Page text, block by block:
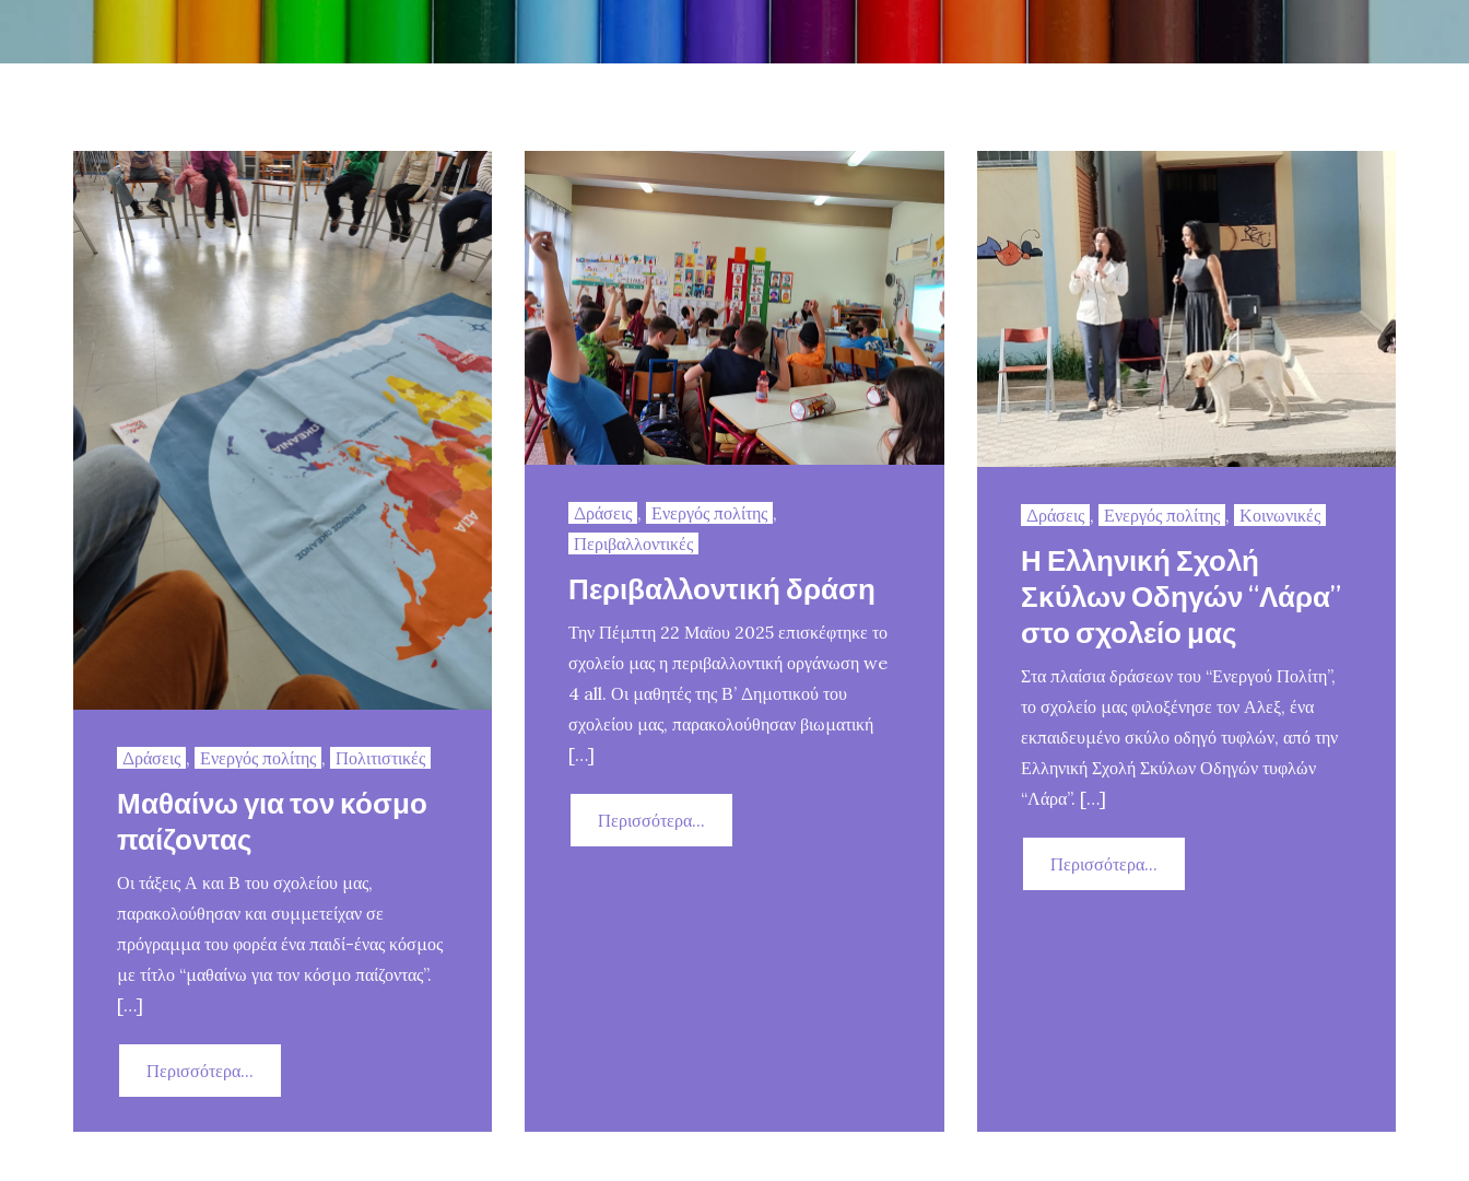
Δράσεις , Ενεργός πολίτης , Πολιτιστικές
Μαθαίνω για τον κόσμο
παίζοντας
Οι τάξεις Α και Β του σχολείου μας,
παρακολούθησαν και συμμετείχαν σε
πρόγραμμα του φορέα ένα παιδί-ένας κόσμος
με τίτλο “μαθαίνω για τον κόσμο παίζοντας”.
[…]
Περισσότερα...
Δράσεις , Ενεργός πολίτης ,
Περιβαλλοντικές
Περιβαλλοντική δράση
Την Πέμπτη 22 Μαϊου 2025 επισκέφτηκε το
σχολείο μας η περιβαλλοντική οργάνωση we
4 all. Οι μαθητές της Β’ Δημοτικού του
σχολείου μας, παρακολούθησαν βιωματική
[…]
Περισσότερα...
Δράσεις , Ενεργός πολίτης , Κοινωνικές
Η Ελληνική Σχολή
Σκύλων Οδηγών “Λάρα”
στο σχολείο μας
Στα πλαίσια δράσεων του “Ενεργού Πολίτη”,
το σχολείο μας φιλοξένησε τον Αλεξ, ένα
εκπαιδευμένο σκύλο οδηγό τυφλών, από την
Ελληνική Σχολή Σκύλων Οδηγών τυφλών
“Λάρα”. […]
Περισσότερα...